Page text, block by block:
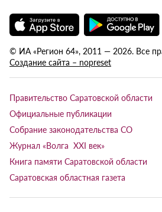
© ИА «Регион 64», 2011 — 2026. Все
Создание сайта – nopreset
Правительство Саратовской области
Официальные публикации
Собрание законодательства СО
Журнал «Волга XXI век»
Книга памяти Саратовской области
Саратовская областная газета